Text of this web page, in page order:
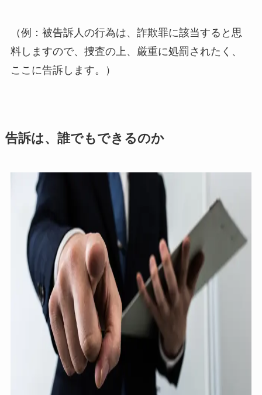
（例：被告訴人の行為は、詐欺罪に該当すると思
料しますので、捜査の上、厳重に処罰されたく、
ここに告訴します。）
告訴は、誰でもできるのか